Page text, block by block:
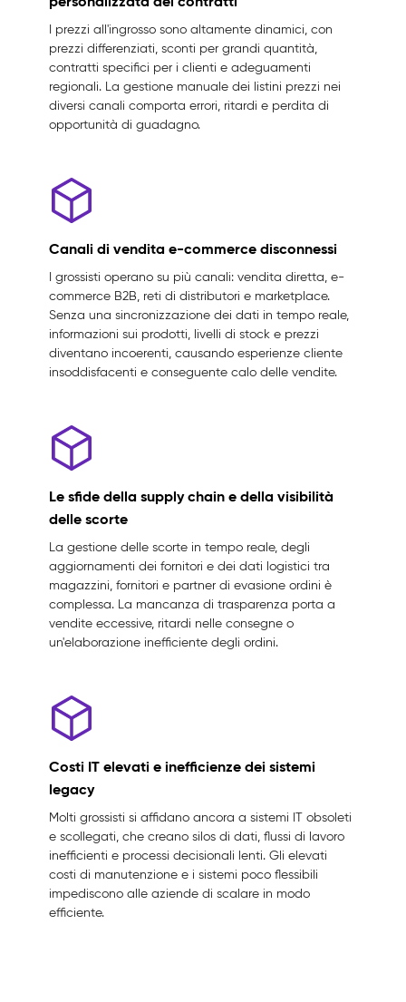
I prezzi all'ingrosso sono altamente dinamici, con
prezzi differenziati, sconti per grandi quantità,
contratti specifici per i clienti e adeguamenti
regionali. La gestione manuale dei listini prezzi nei
diversi canali comporta errori, ritardi e perdita di
opportunità di guadagno.
Canali di vendita e-commerce disconnessi
I grossisti operano su più canali: vendita diretta, e-
commerce B2B, reti di distributori e marketplace.
Senza una sincronizzazione dei dati in tempo reale,
informazioni sui prodotti, livelli di stock e prezzi
diventano incoerenti, causando esperienze cliente
insoddisfacenti e conseguente calo delle vendite.
Le sfide della supply chain e della visibilità
delle scorte
La gestione delle scorte in tempo reale, degli
aggiornamenti dei fornitori e dei dati logistici tra
magazzini, fornitori e partner di evasione ordini è
complessa. La mancanza di trasparenza porta a
vendite eccessive, ritardi nelle consegne o
un'elaborazione inefficiente degli ordini.
Costi IT elevati e inefficienze dei sistemi
legacy
Molti grossisti si affidano ancora a sistemi IT obsoleti
e scollegati, che creano silos di dati, flussi di lavoro
inefficienti e processi decisionali lenti. Gli elevati
costi di manutenzione e i sistemi poco flessibili
impediscono alle aziende di scalare in modo
efficiente.